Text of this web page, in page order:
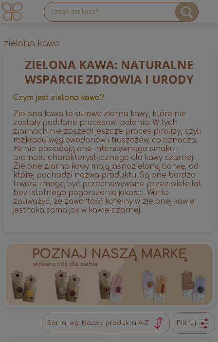
zielona kawa
ZIELONA KAWA: NATURALNE
WSPARCIE ZDROWIA I URODY
Czym jest zielona kawa?
Zielona kawa to surowe ziarna kawy, które nie
zostały poddane procesowi palenia. W tych
ziarnach nie zaszedł jeszcze proces pirolizy, czyli
rozkładu węglowodanów i tłuszczów, co oznacza,
że nie posiadają one intensywnego smaku i
aromatu charakterystycznego dla kawy czarnej.
Zielone ziarna kawy mają jasnozieloną barwę, od
której pochodzi nazwa produktu. Są one bardzo
trwałe i mogą być przechowywane przez wiele lat
bez istotnego pogorszenia jakości. Warto
zauważyć, że zawartość kofeiny w zielonej kawie
jest taka sama jak w kawie czarnej.
Sortuj wg: Nazwa produktu A-Z Filtruj